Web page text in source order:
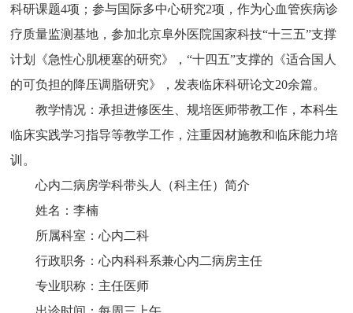
科研课题4项；参与国际多中心研究2项，作为心血管疾病诊
疗质量监测基地，参加北京阜外医院国家科技“十三五”支撑
计划《急性心肌梗塞的研究》，“十四五”支撑的《适合国人
的可负担的降压调脂研究》，发表临床科研论文20余篇。
教学情况：承担进修医生、规培医师带教工作，本科生
临床实践学习指导等教学工作，注重因材施教和临床能力培
训。
心内二病房学科带头人（科主任）简介
姓名：李楠
所属科室：心内二科
行政职务：心内科科系兼心内二病房主任
专业职称：主任医师